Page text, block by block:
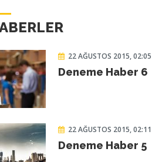
22 AĞUSTOS 2015, 02:05
Deneme Haber 6
22 AĞUSTOS 2015, 02:11
Deneme Haber 5